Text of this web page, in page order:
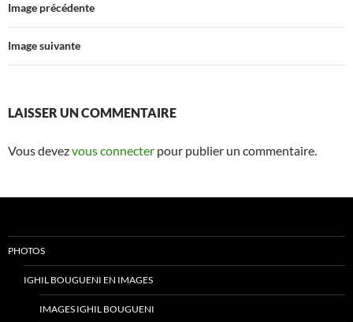
Image précédente
Image suivante
LAISSER UN COMMENTAIRE
Vous devezvous connecter pour publier un commentaire.
PHOTOS
IGHIL BOUGUENI EN IMAGES
IMAGES IGHIL BOUGUENI